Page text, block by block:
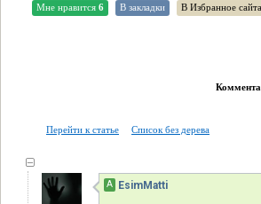
Мне нравится 6 В закладки В Избранное сайта
Перейти к статье Список без дерева
А EsimMatti